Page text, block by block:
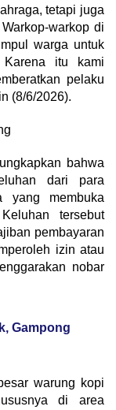
tetapi juga
warkop di
warga untuk
Karena itu kami
pelaku
(8/6/2026).
bahwa
dari para
yang membuka
tersebut
pembayaran
izin atau
nobar
Gampong
warung kopi
di area